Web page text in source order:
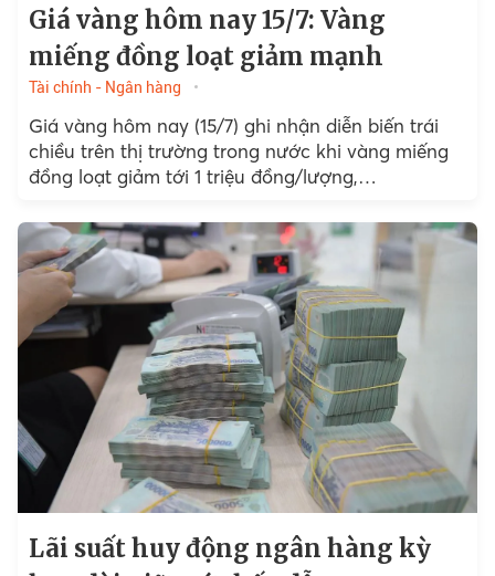
Giá vàng hôm nay 15/7: Vàng
miếng đồng loạt giảm mạnh
Tài chính - Ngân hàng
Giá vàng hôm nay (15/7) ghi nhận diễn biến trái
chiều trên thị trường trong nước khi vàng miếng
đồng loạt giảm tới 1 triệu đồng/lượng,…
Lãi suất huy động ngân hàng kỳ